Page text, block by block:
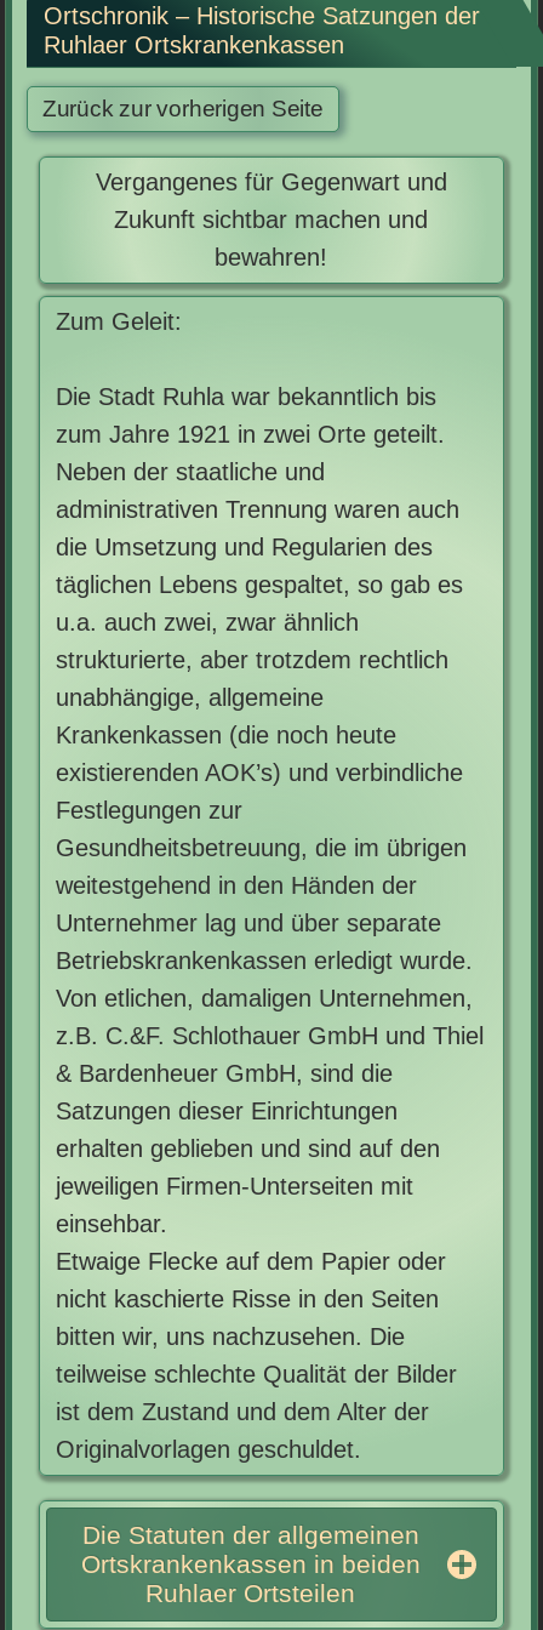
Ortschronik – Historische Satzungen der
Ruhlaer Ortskrankenkassen
Vergangenes für Gegenwart und
Zukunft sichtbar machen und
bewahren!
Zum Geleit:
Die Stadt Ruhla war bekanntlich bis
zum Jahre 1921 in zwei Orte geteilt.
Neben der staatliche und
administrativen Trennung waren auch
die Umsetzung und Regularien des
täglichen Lebens gespaltet, so gab es
u.a. auch zwei, zwar ähnlich
strukturierte, aber trotzdem rechtlich
unabhängige, allgemeine
Krankenkassen (die noch heute
existierenden AOK’s) und verbindliche
Festlegungen zur
Gesundheitsbetreuung, die im übrigen
weitestgehend in den Händen der
Unternehmer lag und über separate
Betriebskrankenkassen erledigt wurde.
Von etlichen, damaligen Unternehmen,
z.B. C.&F. Schlothauer GmbH und Thiel
& Bardenheuer GmbH, sind die
Satzungen dieser Einrichtungen
erhalten geblieben und sind auf den
jeweiligen Firmen-Unterseiten mit
einsehbar.
Etwaige Flecke auf dem Papier oder
nicht kaschierte Risse in den Seiten
bitten wir, uns nachzusehen. Die
teilweise schlechte Qualität der Bilder
ist dem Zustand und dem Alter der
Originalvorlagen geschuldet.
Die Statuten der allgemeinen
Ortskrankenkassen in beiden
Ruhlaer Ortsteilen